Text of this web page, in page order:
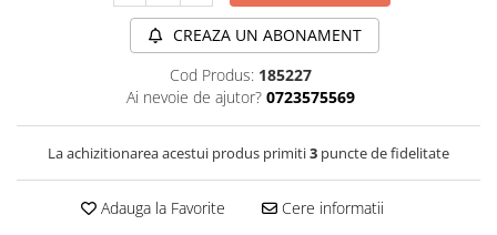
CREAZA UN ABONAMENT
Cod Produs: 185227
Ai nevoie de ajutor? 0723575569
La achizitionarea acestui produs primiti3 puncte de fidelitate
Adauga la Favorite Cere informatii